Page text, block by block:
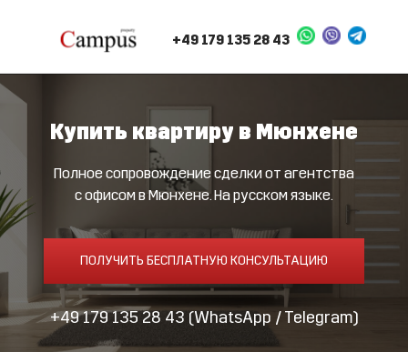
+49 179 135 28 43
Купить квартиру в Мюнхене
Полное сопровождение сделки от агентства
с офисом в Мюнхене. На русском языке.
ПОЛУЧИТЬ БЕСПЛАТНУЮ КОНСУЛЬТАЦИЮ
+49 179 135 28 43 (WhatsApp / Telegram)